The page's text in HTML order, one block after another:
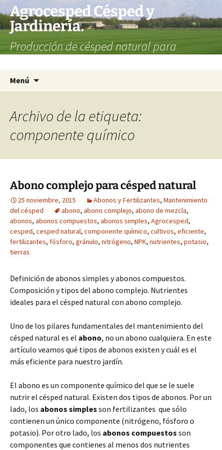
Agrocesped Césped y
Jardinería.
Producción de césped natural para
Menú
Archivo de la etiqueta:
componente químico
Abono complejo para césped natural
25 noviembre, 2015 Abonos y Fertilizantes, Mantenimiento
del césped
abono, abono complejo, abono de mezcla,
abonos, abonos compuestos, abonos simples, Agrocesped,
cesped, cesped natural, componente químico, cultivos, eficiente,
fertilizantes, fósforo, gránulo, nitrógeno, NPK, nutrientes, potasio,
tierras
Definición de abonos simples y abonos compuestos.
Composición y tipos del abono complejo. Nutrientes
ideales para el césped natural con abono complejo.
Uno de los pilares fundamentales del mantenimiento del
césped natural es el abono, no un abono cualquiera. En este
artículo veamos qué tipos de abonos existen y cuál es el
más eficiente para nuestro jardín.
El abono es un componente químico del que se le suele
nutrir el césped natural. Existen dos tipos de abonos. Por un
lado, los abonos simples son fertilizantes que sólo
contienen un único componente (nitrógeno, fósforo o
potasio). Por otro lado, los abonos compuestos son
componentes que contienes al menos dos nutrientes